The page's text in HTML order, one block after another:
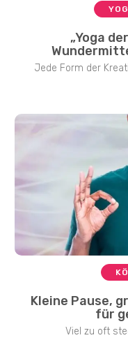
„Yoga
Jede Form der
Kleine Pause,
für
Viel zu oft